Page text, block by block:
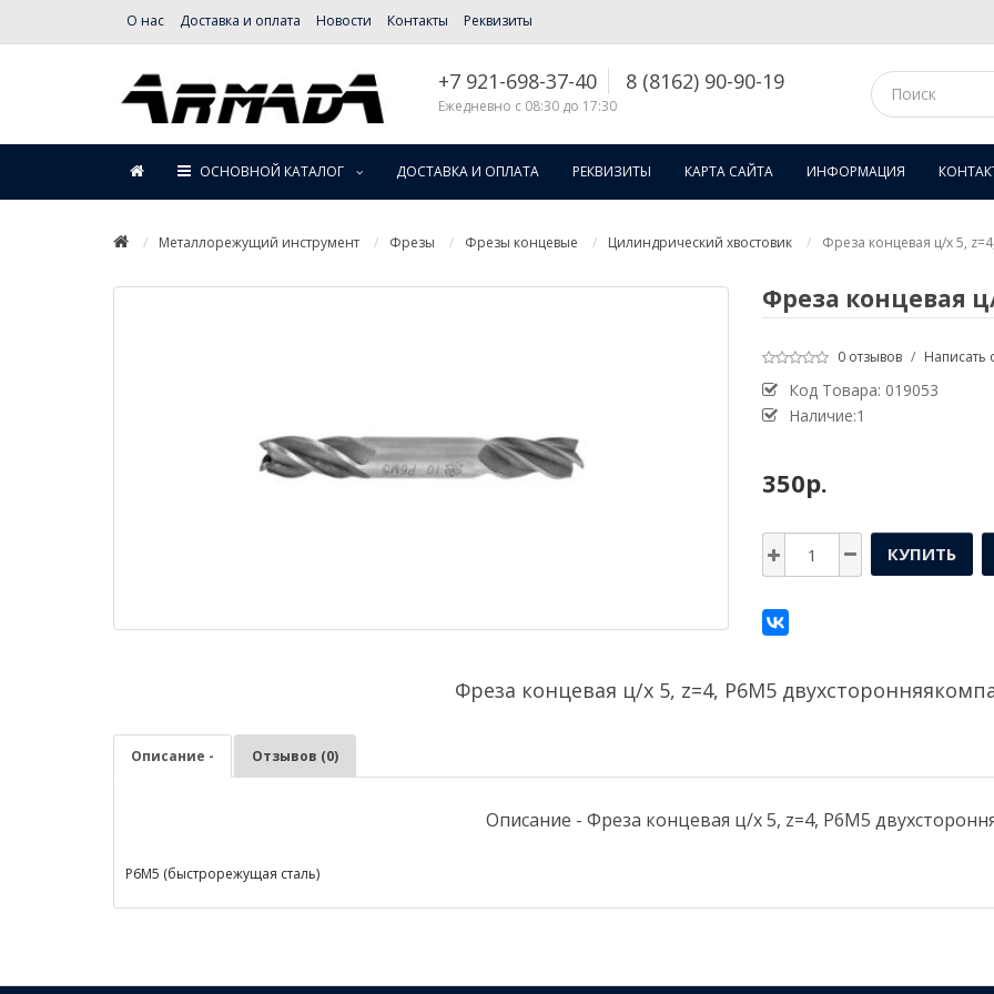
О нас Доставка и оплата Новости Контакты Реквизиты
+7 921-698-37-40 8 (8162) 90-90-19
Ежедневно с 08:30 до 17:30
ОСНОВНОЙ КАТАЛОГ ДОСТАВКА И ОПЛАТА РЕКВИЗИТЫ КАРТА САЙТА ИНФОРМАЦИЯ
Металлорежущий инструмент Фрезы Фрезы концевые Цилиндрический хвостовик Фреза концевая ц/х 5,
Фреза концевая
0 отзывов / Написать
Код Товара: 019053
Наличие:1
350р.
КУПИТЬ
Фреза концевая ц/х 5, z=4, P6M5
Описание - Отзывов (0)
Описание - Фреза концевая ц/х 5, z=4, P6M5
Р6М5 (быстрорежущая сталь)